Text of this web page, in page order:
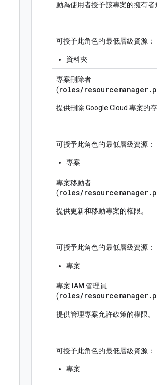
動為使用者授予該專案的擁有者
可授予此角色的最低層級資源：
資料夾
專案刪除者
(roles/
提供刪除 Google Cloud 專案的存
可授予此角色的最低層級資源：
專案
專案移動者
(roles/
提供更新和移動專案的權限。
可授予此角色的最低層級資源：
專案
專案 IAM 管理員
(roles/
提供管理專案允許政策的權限。
可授予此角色的最低層級資源：
專案